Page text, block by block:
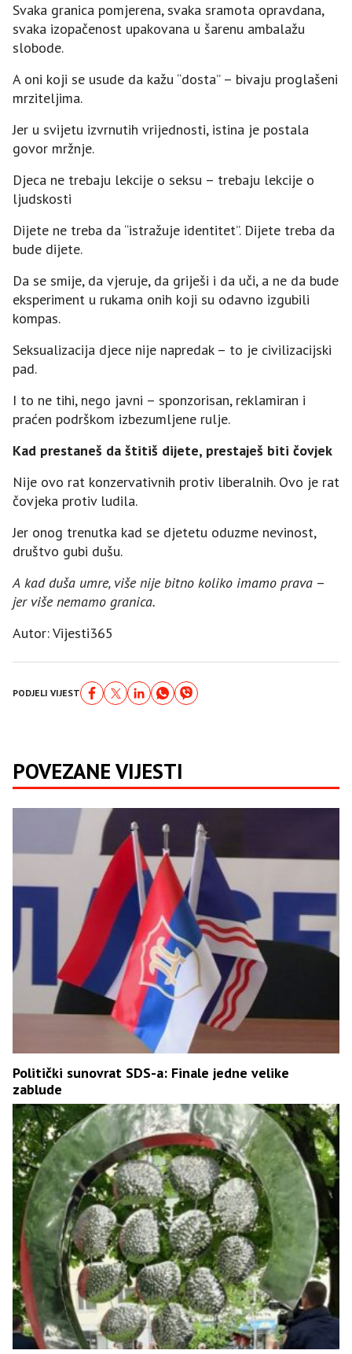
Svaka granica pomjerena, svaka sramota opravdana,
svaka izopačenost upakovana u šarenu ambalažu
slobode.
A oni koji se usude da kažu “dosta” – bivaju proglašeni
mrziteljima.
Jer u svijetu izvrnutih vrijednosti, istina je postala
govor mržnje.
Djeca ne trebaju lekcije o seksu – trebaju lekcije o
ljudskosti
Dijete ne treba da “istražuje identitet”. Dijete treba da
bude dijete.
Da se smije, da vjeruje, da griješi i da uči, a ne da bude
eksperiment u rukama onih koji su odavno izgubili
kompas.
Seksualizacija djece nije napredak – to je civilizacijski
pad.
I to ne tihi, nego javni – sponzorisan, reklamiran i
praćen podrškom izbezumljene rulje.
Kad prestaneš da štitiš dijete, prestaješ biti čovjek
Nije ovo rat konzervativnih protiv liberalnih. Ovo je rat
čovjeka protiv ludila.
Jer onog trenutka kad se djetetu oduzme nevinost,
društvo gubi dušu.
A kad duša umre, više nije bitno koliko imamo prava –
jer više nemamo granica.
Autor: Vijesti365
PODJELI VIJEST
POVEZANE VIJESTI
Politički sunovrat SDS-a: Finale jedne velike
zablude